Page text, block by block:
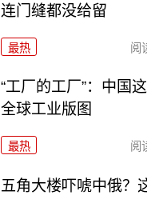
连门缝都没给留
最热 阅
“工厂的工厂”：中国
全球工业版图
最热 阅
五角大楼吓唬中俄？